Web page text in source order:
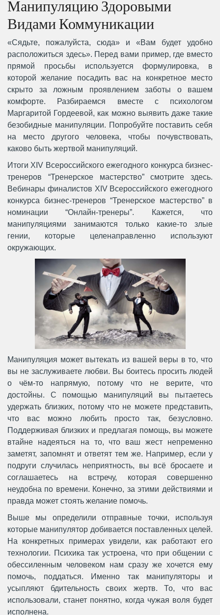
Манипуляцию Здоровыми
Видами Коммуникации
«Сядьте, пожалуйста, сюда» и «Вам будет удобно
расположиться здесь». Перед вами пример, где вместо
прямой просьбы используется формулировка, в
которой желание посадить вас на конкретное место
скрыто за ложным проявлением заботы о вашем
комфорте. Разбираемся вместе с психологом
Маргаритой Гордеевой, как можно выявить даже такие
безобидные манипуляции. Попробуйте поставить себя
на место другого человека, чтобы почувствовать,
каково быть жертвой манипуляций.
Итоги XIV Всероссийского ежегодного конкурса бизнес-
тренеров “Тренерское мастерство” смотрите здесь.
Вебинары финалистов XIV Всероссийского ежегодного
конкурса бизнес-тренеров “Тренерское мастерство” в
номинации “Онлайн-тренеры”. Кажется, что
манипуляциями занимаются только какие-то злые
гении, которые целенаправленно используют
окружающих.
Манипуляция может вытекать из вашей веры в то, что
вы не заслуживаете любви. Вы боитесь просить людей
о чём-то напрямую, потому что не верите, что
достойны. С помощью манипуляций вы пытаетесь
удержать близких, потому что не можете представить,
что вас можно любить просто так, безусловно.
Поддерживая близких и предлагая помощь, вы можете
втайне надеяться на то, что ваш жест непременно
заметят, запомнят и ответят тем же. Например, если у
подруги случилась неприятность, вы всё бросаете и
соглашаетесь на встречу, которая совершенно
неудобна по времени. Конечно, за этими действиями и
правда может стоять желание помочь.
Выше мы определили отправные точки, используя
которые манипулятор добивается поставленных целей.
На конкретных примерах увидели, как работают его
технологии. Психика так устроена, что при общении с
обессиленным человеком нам сразу же хочется ему
помочь, поддаться. Именно так манипуляторы и
усыпляют бдительность своих жертв. То, что вас
использовали, станет понятно, когда чужая воля будет
исполнена.